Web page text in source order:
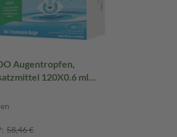
Augentropfen,
120X0.6 ml
58,46 €